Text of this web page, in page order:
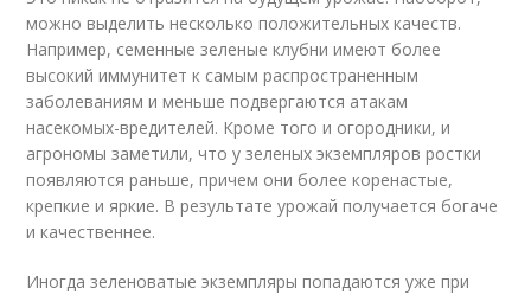
можно выделить несколько положительных качеств.
Например, семенные зеленые клубни имеют более
высокий иммунитет к самым распространенным
заболеваниям и меньше подвергаются атакам
насекомых-вредителей. Кроме того и огородники, и
агрономы заметили, что у зеленых экземпляров ростки
появляются раньше, причем они более коренастые,
крепкие и яркие. В результате урожай получается богаче
и качественнее.
Иногда зеленоватые экземпляры попадаются уже при